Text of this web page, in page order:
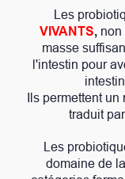
Les
VIVANTS, non
masse
l'intestin pour
Ils permettent un
traduit
Les
domaine de